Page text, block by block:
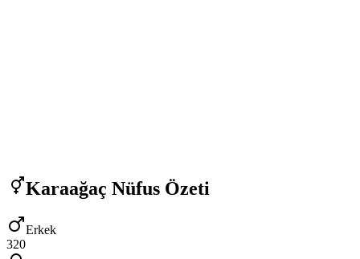
Karaağaç Nüfus Özeti
Erkek
320